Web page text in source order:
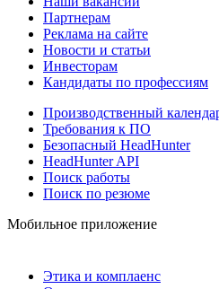
Партнерам
Реклама на сайте
Новости и статьи
Инвесторам
Кандидаты по профессиям
Производственный
Требования к ПО
Безопасный HeadHunter
HeadHunter API
Поиск работы
Поиск по резюме
Мобильное приложение
Этика и комплаенс